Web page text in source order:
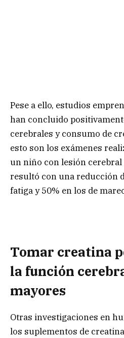
Pese a ello, estudios
han concluido
cerebrales y consumo de
esto son los exámenes
un niño con lesión
resultó con una reducción
fatiga y 50% en los de
Tomar creatina
la función
mayores
Otras investigaciones en
los suplementos de